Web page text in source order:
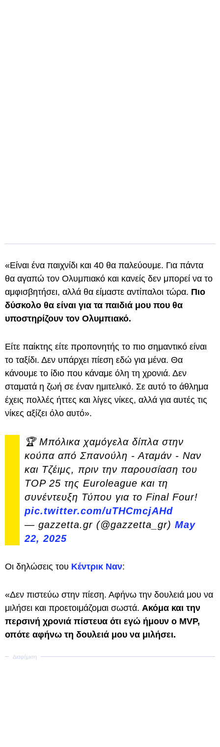
«Είναι ένα παιχνίδι και 40 θα παλεύουμε. Για πάντα
θα αγαπώ τον Ολυμπιακό και κανείς δεν μπορεί να το
αμφισβητήσει, αλλά θα είμαστε αντίπαλοι τώρα. Πιο
δύσκολο θα είναι για τα παιδιά μου που θα
υποστηρίζουν τον Ολυμπιακό.
Είτε παίκτης είτε προπονητής το πιο σημαντικό είναι
το ταξίδι. Δεν υπάρχει πίεση εδώ για μένα. Θα
κάνουμε το ίδιο που κάναμε όλη τη χρονιά. Δεν
σταματά η ζωή σε έναν ημιτελικό. Σε αυτό το άθλημα
έχεις πολλές ήττες και λίγες νίκες, αλλά για αυτές τις
νίκες αξίζει όλο αυτό».
🏆 Μπόλικα χαμόγελα δίπλα στην
κούπα από Σπανούλη - Αταμάν - Ναν
και Τζέιμς, πριν την παρουσίαση του
TOP 25 της Euroleague και τη
συνέντευξη Τύπου για το Final Four!
pic.twitter.com/uTHCmcjAHd
— gazzetta.gr (@gazzetta_gr) May
22, 2025
Οι δηλώσεις του Κέντρικ Ναν:
«Δεν πιστεύω στην πίεση. Αφήνω την δουλειά μου να
μιλήσει και προετοιμάζομαι σωστά. Ακόμα και την
περσινή χρονιά πίστευα ότι εγώ ήμουν ο MVP,
οπότε αφήνω τη δουλειά μου να μιλήσει.